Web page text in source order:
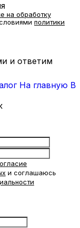
на обработку
политики
и ответим
На главную В
и соглашаюсь